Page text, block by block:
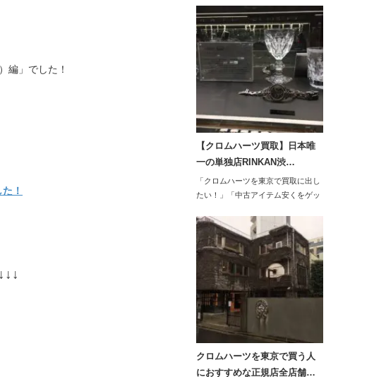
編」でした！
！
【クロムハーツ買取】日本唯
一の単独店RINKAN渋…
「クロムハーツを東京で買取に出し
たい！」「中古アイテム安くをゲッ
クロムハーツを東京で買う人
におすすめな正規店全店舗…